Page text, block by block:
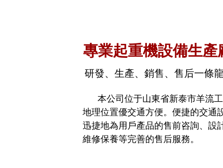
軌道鋁熱焊
專業起重機設備生產
研發、生產、銷售、售后一條
本公司位于山東省新泰市羊流工
地理位置優交通方便。便捷的交通
迅捷地為用戶產品的售前咨詢、設
維修保養等完善的售后服務。